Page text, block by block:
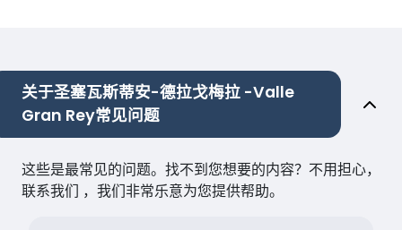
关于圣塞瓦斯蒂安-德拉戈梅拉 -Valle
Gran Rey常见问题
这些是最常见的问题。找不到您想要的内容？不用担心，
联系我们 ，我们非常乐意为您提供帮助。